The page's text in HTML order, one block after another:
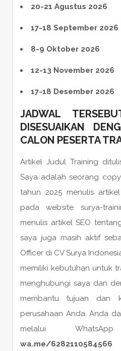
20-21 Agustus 2026
17-18 September 2026
8-9 Oktober 2026
12-13 November 2026
17-18 Desember 2026
JADWAL
DISESUAIKAN
CALON PESERTA
Artikel Judul Training
Saya adalah seorang
tahun 2025 menulis
pada website surya-
menulis artikel SEO
saya juga masih aktif
Officer di CV Surya
memiliki kebutuhan untuk
menghubungi saya dan
membantu tujuan dan
perusahaan Anda. Anda
melalui
wa.me/6282110584566